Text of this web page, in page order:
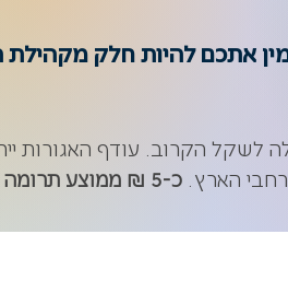
ומזמין אתכם להיות חלק
לשקל הקרוב. עודף האגורות
הארץ. כ-5 ₪ ממוצע תרומה חודשי!